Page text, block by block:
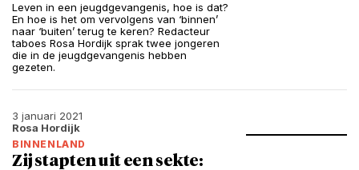
Leven in een jeugdgevangenis, hoe is dat?
En hoe is het om vervolgens van ‘binnen’
naar ‘buiten’ terug te keren? Redacteur
taboes Rosa Hordijk sprak twee jongeren
die in de jeugdgevangenis hebben
gezeten.
3 januari 2021
Rosa Hordijk
BINNENLAND
Zij stapten uit een sekte: